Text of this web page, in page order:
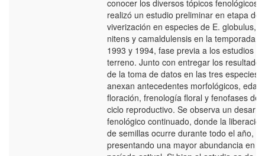
conocer los diversos tópicos fenológicos
realizó un estudio preliminar en etapa de
viverización en especies de E. globulus,
nitens y camaldulensis en la temporada
1993 y 1994, fase previa a los estudios de
terreno. Junto con entregar los resultados
de la toma de datos en las tres especies
anexan antecedentes morfológicos, edad
floración, frenología floral y fenofases del
ciclo reproductivo. Se observa un
fenológico continuado, donde la liberación
de semillas ocurre durante todo el año,
presentando una mayor abundancia en el